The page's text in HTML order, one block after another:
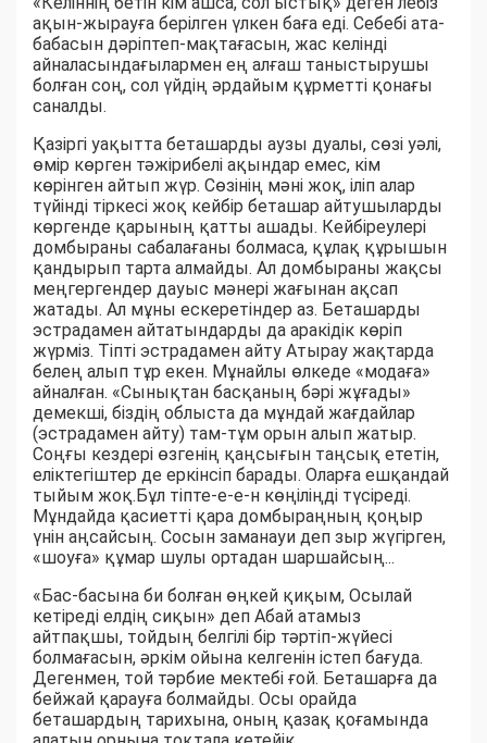
ақын-жырауға берілген үлкен баға еді. Себебі ата-
бабасын дәріптеп-мақтағасын, жас келінді
айналасындағылармен ең алғаш таныстырушы
болған соң, сол үйдің әрдайым құрметті қонағы
саналды.
Қазіргі уақытта беташарды аузы дуалы, сөзі уәлі,
өмір көрген тәжірибелі ақындар емес, кім
көрінген айтып жүр. Сөзінің мәні жоқ, іліп алар
түйінді тіркесі жоқ кейбір беташар айтушыларды
көргенде қарының қатты ашады. Кейбіреулері
домбыраны сабалағаны болмаса, құлақ құрышын
қандырып тарта алмайды. Ал домбыраны жақсы
меңгергендер дауыс мәнері жағынан ақсап
жатады. Ал мұны ескеретіндер аз. Беташарды
эстрадамен айтатындарды да аракідік көріп
жүрміз. Тіпті эстрадамен айту Атырау жақтарда
белең алып тұр екен. Мұнайлы өлкеде «модаға»
айналған. «Сынықтан басқаның бәрі жұғады»
демекші, біздің облыста да мұндай жағдайлар
(эстрадамен айту) там-тұм орын алып жатыр.
Соңғы кездері өзгенің қаңсығын таңсық ететін,
еліктегіштер де еркінсіп барады. Оларға ешқандай
тыйым жоқ.Бұл тіпте-е-е-н көңіліңді түсіреді.
Мұндайда қасиетті қара домбыраңның қоңыр
үнін аңсайсың. Сосын заманауи деп зыр жүгірген,
«шоуға» құмар шулы ортадан шаршайсың...
«Бас-басына би болған өңкей қиқым, Осылай
кетіреді елдің сиқын» деп Абай атамыз
айтпақшы, тойдың белгілі бір тәртіп-жүйесі
болмағасын, әркім ойына келгенін істеп бағуда.
Дегенмен, той тәрбие мектебі ғой. Беташарға да
бейжай қарауға болмайды. Осы орайда
беташардың тарихына, оның қазақ қоғамында